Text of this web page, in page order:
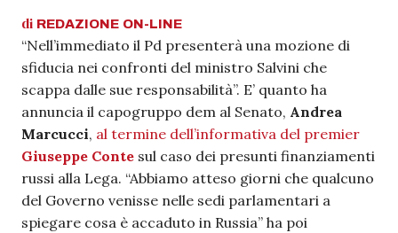
di REDAZIONE ON-LINE
“Nell’immediato il Pd presenterà una mozione di
sfiducia nei confronti del ministro Salvini che
scappa dalle sue responsabilità”. E’ quanto ha
annuncia il capogruppo dem al Senato, Andrea
Marcucci, al termine dell’informativa del premier
Giuseppe Conte sul caso dei presunti finanziamenti
russi alla Lega. “Abbiamo atteso giorni che qualcuno
del Governo venisse nelle sedi parlamentari a
spiegare cosa è accaduto in Russia” ha poi